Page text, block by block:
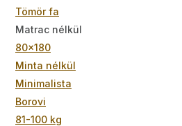
Tömör fa
Matrac nélkül
80x180
Minta nélkül
Minimalista
Borovi
81-100 kg